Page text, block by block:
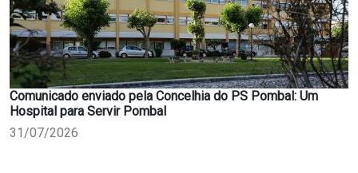
Comunicado enviado pela Concelhia do PS Pombal: Um
Hospital para Servir Pombal
31/07/2026